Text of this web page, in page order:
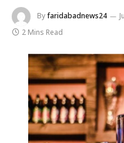
Byfaridabadnews24
2 Mins Read